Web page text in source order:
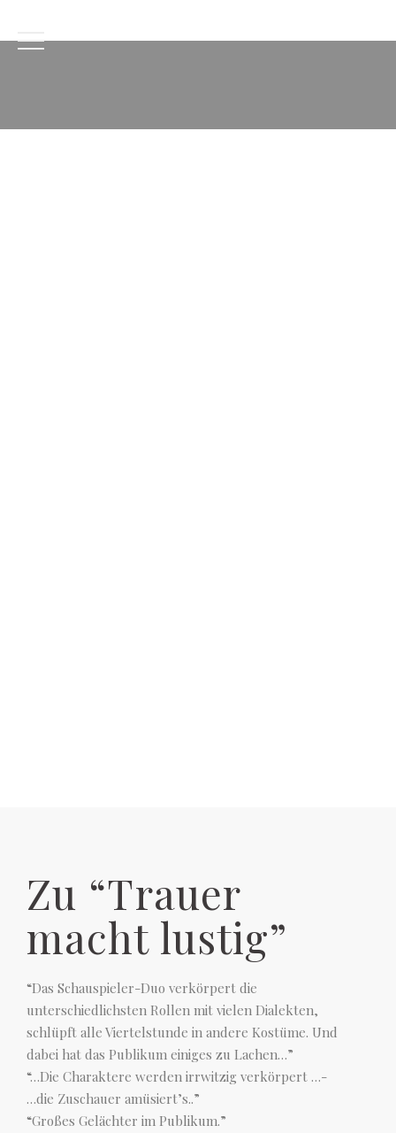
Zu “Trauer
macht lustig”
“Das Schauspieler-Duo verkörpert die
unterschiedlichsten Rollen mit vielen Dialekten,
schlüpft alle Viertelstunde in andere Kostüme. Und
dabei hat das Publikum einiges zu Lachen…”
“…Die Charaktere werden irrwitzig verkörpert …-
…die Zuschauer amüsiert’s..”
“Großes Gelächter im Publikum.”